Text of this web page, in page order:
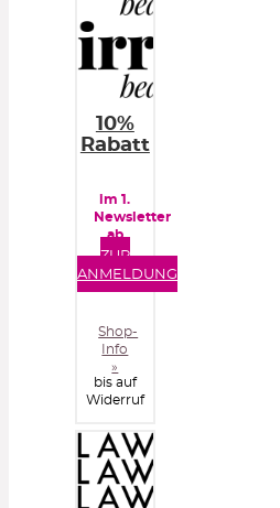
10%
Rabatt
im 1.
Newsletter
ab
40€
Bestellwert
ZUR
ANMELDUNG
Shop-
Info
»
bis auf
Widerruf